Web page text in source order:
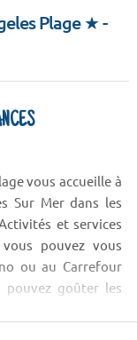
Plage ★-
vous accueille à
Sur Mer dans les
et services
pouvez vous
ou au Carrefour
pouvez goûter les